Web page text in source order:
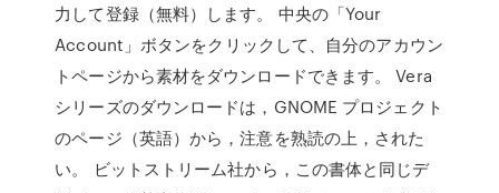
力して登録（無料）します。 中央の「Your
Account」ボタンをクリックして、自分のアカウン
トページから素材をダウンロードできます。 Vera
シリーズのダウンロードは，GNOME プロジェクト
のページ（英語）から，注意を熟読の上，された
い。 ビットストリーム社から，この書体と同じデ